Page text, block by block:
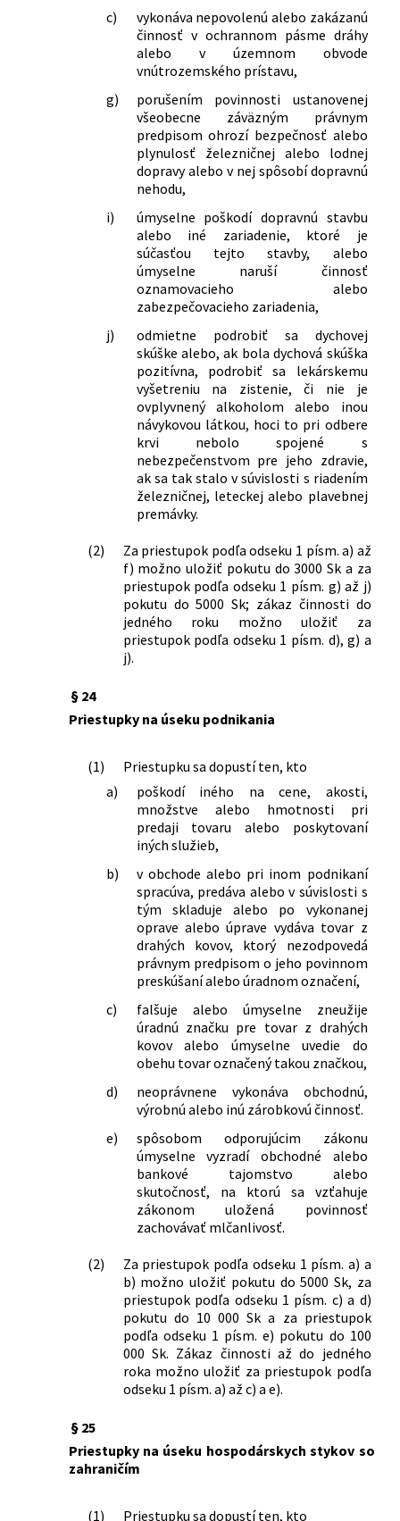
c)
vykonáva nepovolenú alebo zakázanú
činnosť v ochrannom pásme dráhy
alebo v územnom obvode
vnútrozemského prístavu,
g)
porušením povinnosti ustanovenej
všeobecne záväzným právnym
predpisom ohrozí bezpečnosť alebo
plynulosť železničnej alebo lodnej
dopravy alebo v nej spôsobí dopravnú
nehodu,
i)
úmyselne poškodí dopravnú stavbu
alebo iné zariadenie, ktoré je
súčasťou tejto stavby, alebo
úmyselne naruší činnosť
oznamovacieho alebo
zabezpečovacieho zariadenia,
j)
odmietne podrobiť sa dychovej
skúške alebo, ak bola dychová skúška
pozitívna, podrobiť sa lekárskemu
vyšetreniu na zistenie, či nie je
ovplyvnený alkoholom alebo inou
návykovou látkou, hoci to pri odbere
krvi nebolo spojené s
nebezpečenstvom pre jeho zdravie,
ak sa tak stalo v súvislosti s riadením
železničnej, leteckej alebo plavebnej
premávky.
(2)
Za priestupok podľa odseku 1 písm. a) až
f) možno uložiť pokutu do 3000 Sk a za
priestupok podľa odseku 1 písm. g) až j)
pokutu do 5000 Sk; zákaz činnosti do
jedného roku možno uložiť za
priestupok podľa odseku 1 písm. d), g) a
j).
§ 24
Priestupky na úseku podnikania
(1)
Priestupku sa dopustí ten, kto
a)
poškodí iného na cene, akosti,
množstve alebo hmotnosti pri
predaji tovaru alebo poskytovaní
iných služieb,
b)
v obchode alebo pri inom podnikaní
spracúva, predáva alebo v súvislosti s
tým skladuje alebo po vykonanej
oprave alebo úprave vydáva tovar z
drahých kovov, ktorý nezodpovedá
právnym predpisom o jeho povinnom
preskúšaní alebo úradnom označení,
c)
falšuje alebo úmyselne zneužije
úradnú značku pre tovar z drahých
kovov alebo úmyselne uvedie do
obehu tovar označený takou značkou,
d)
neoprávnene vykonáva obchodnú,
výrobnú alebo inú zárobkovú činnosť.
e)
spôsobom odporujúcim zákonu
úmyselne vyzradí obchodné alebo
bankové tajomstvo alebo
skutočnosť, na ktorú sa vzťahuje
zákonom uložená povinnosť
zachovávať mlčanlivosť.
(2)
Za priestupok podľa odseku 1 písm. a) a
b) možno uložiť pokutu do 5000 Sk, za
priestupok podľa odseku 1 písm. c) a d)
pokutu do 10 000 Sk a za priestupok
podľa odseku 1 písm. e) pokutu do 100
000 Sk. Zákaz činnosti až do jedného
roka možno uložiť za priestupok podľa
odseku 1 písm. a) až c) a e).
§ 25
Priestupky na úseku hospodárskych stykov so
zahraničím
(1) Priestupku sa dopustí ten, kto